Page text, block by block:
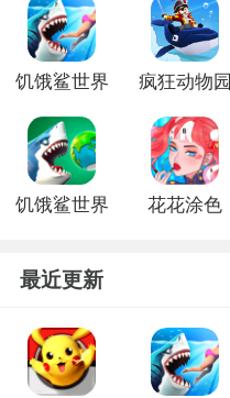
饥饿鲨世界
疯狂动物园
饥饿鲨世界
花花涂色
最近更新